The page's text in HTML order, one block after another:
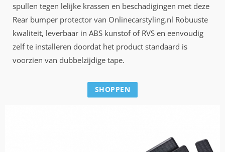
spullen tegen lelijke krassen en beschadigingen met deze
Rear bumper protector van Onlinecarstyling.nl Robuuste
kwaliteit, leverbaar in ABS kunstof of RVS en eenvoudig
zelf te installeren doordat het product standaard is
voorzien van dubbelzijdige tape.
SHOPPEN